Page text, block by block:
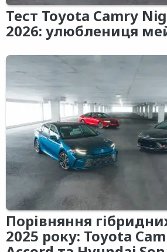
Тест Toyota Camry
2026: улюблениця
Порівняння
2025 року: Toyota